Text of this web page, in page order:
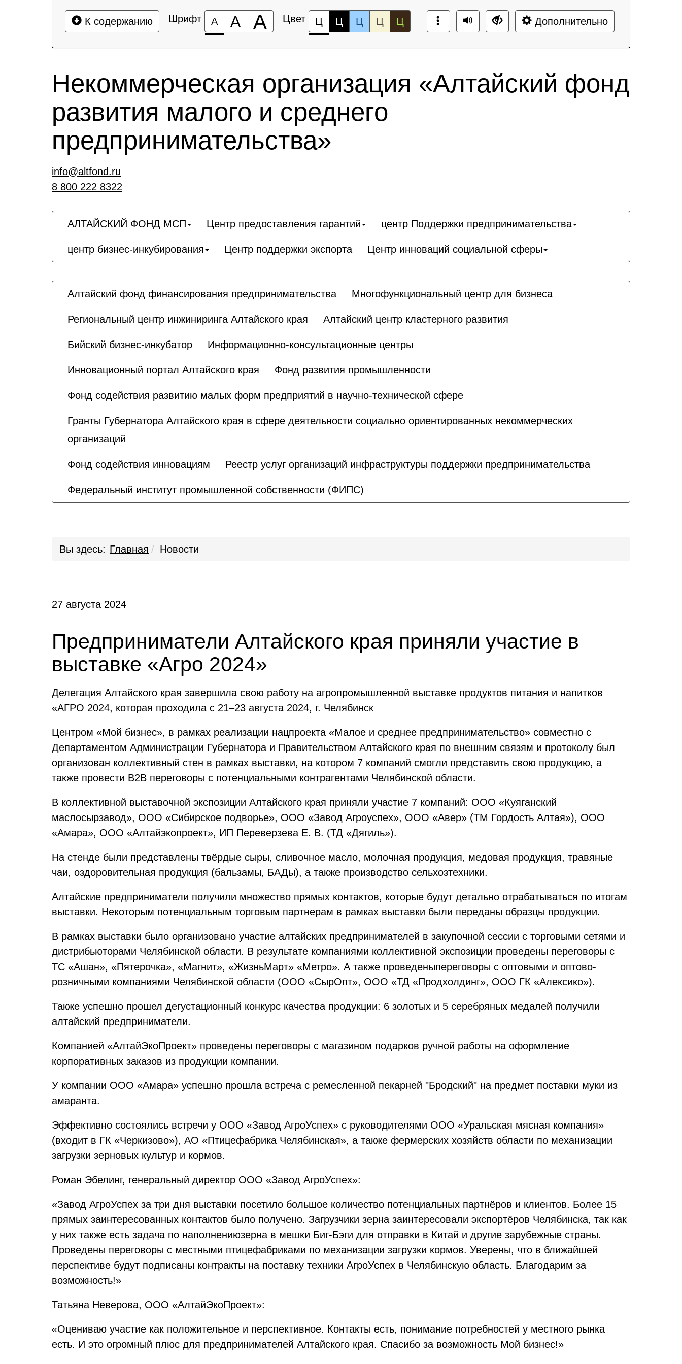
К содержанию Шрифт А А А Цвет Ц Ц Ц Ц Ц Дополнительно
Некоммерческая организация «Алтайский фонд
развития малого и среднего
предпринимательства»
info@altfond.ru
8 800 222 8322
АЛТАЙСКИЙ ФОНД МСП Центр предоставления гарантий центр Поддержки предпринимательства
центр бизнес-инкубирования Центр поддержки экспорта Центр инноваций социальной сферы
Алтайский фонд финансирования предпринимательства Многофункциональный центр для бизнеса
Региональный центр инжиниринга Алтайского края Алтайский центр кластерного развития
Бийский бизнес-инкубатор Информационно-консультационные центры
Инновационный портал Алтайского края Фонд развития промышленности
Фонд содействия развитию малых форм предприятий в научно-технической сфере
Гранты Губернатора Алтайского края в сфере деятельности социально ориентированных некоммерческих
организаций
Фонд содействия инновациям Реестр услуг организаций инфраструктуры поддержки предпринимательства
Федеральный институт промышленной собственности (ФИПС)
Вы здесь: Главная Новости
27 августа 2024
Предприниматели Алтайского края приняли участие в
выставке «Агро 2024»
Делегация Алтайского края завершила свою работу на агропромышленной выставке продуктов питания и напитков
«АГРО 2024, которая проходила с 21–23 августа 2024, г. Челябинск
Центром «Мой бизнес», в рамках реализации нацпроекта «Малое и среднее предпринимательство» совместно с
Департаментом Администрации Губернатора и Правительством Алтайского края по внешним связям и протоколу был
организован коллективный стен в рамках выставки, на котором 7 компаний смогли представить свою продукцию, а
также провести В2В переговоры с потенциальными контрагентами Челябинской области.
В коллективной выставочной экспозиции Алтайского края приняли участие 7 компаний: ООО «Куяганский
маслосырзавод», ООО «Сибирское подворье», ООО «Завод Агроуспех», ООО «Авер» (ТМ Гордость Алтая»), ООО
«Амара», ООО «Алтайэкопроект», ИП Переверзева Е. В. (ТД «Дягиль»).
На стенде были представлены твёрдые сыры, сливочное масло, молочная продукция, медовая продукция, травяные
чаи, оздоровительная продукция (бальзамы, БАДы), а также производство сельхозтехники.
Алтайские предприниматели получили множество прямых контактов, которые будут детально отрабатываться по итогам
выставки. Некоторым потенциальным торговым партнерам в рамках выставки были переданы образцы продукции.
В рамках выставки было организовано участие алтайских предпринимателей в закупочной сессии с торговыми сетями и
дистрибьюторами Челябинской области. В результате компаниями коллективной экспозиции проведены переговоры с
ТС «Ашан», «Пятерочка», «Магнит», «ЖизньМарт» «Метро». А также проведеныпереговоры с оптовыми и оптово-
розничными компаниями Челябинской области (ООО «СырОпт», ООО «ТД «Продхолдинг», ООО ГК «Алексико»).
Также успешно прошел дегустационный конкурс качества продукции: 6 золотых и 5 серебряных медалей получили
алтайский предприниматели.
Компанией «АлтайЭкоПроект» проведены переговоры с магазином подарков ручной работы на оформление
корпоративных заказов из продукции компании.
У компании ООО «Амара» успешно прошла встреча с ремесленной пекарней "Бродский" на предмет поставки муки из
амаранта.
Эффективно состоялись встречи у ООО «Завод АгроУспех» с руководителями ООО «Уральская мясная компания»
(входит в ГК «Черкизово»), АО «Птицефабрика Челябинская», а также фермерских хозяйств области по механизации
загрузки зерновых культур и кормов.
Роман Эбелинг, генеральный директор ООО «Завод АгроУспех»:
«Завод АгроУспех за три дня выставки посетило большое количество потенциальных партнёров и клиентов. Более 15
прямых заинтересованных контактов было получено. Загрузчики зерна заинтересовали экспортёров Челябинска, так как
у них также есть задача по наполнениюзерна в мешки Биг-Бэги для отправки в Китай и другие зарубежные страны.
Проведены переговоры с местными птицефабриками по механизации загрузки кормов. Уверены, что в ближайшей
перспективе будут подписаны контракты на поставку техники АгроУспех в Челябинскую область. Благодарим за
возможность!»
Татьяна Неверова, ООО «АлтайЭкоПроект»:
«Оцениваю участие как положительное и перспективное. Контакты есть, понимание потребностей у местного рынка
есть. И это огромный плюс для предпринимателей Алтайского края. Спасибо за возможность Мой бизнес!»